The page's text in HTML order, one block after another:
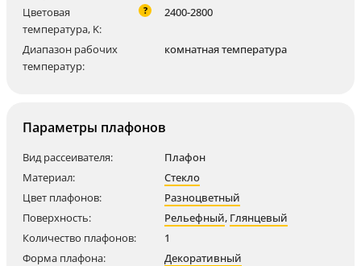
Цветовая
температура, K:
? 2400-2800
Диапазон рабочих
температур:
комнатная температура
Параметры плафонов
Вид рассеивателя:
Плафон
Материал:
Стекло
Цвет плафонов:
Разноцветный
Поверхность:
Рельефный, Глянцевый
Количество плафонов:
1
Форма плафона:
Декоративный